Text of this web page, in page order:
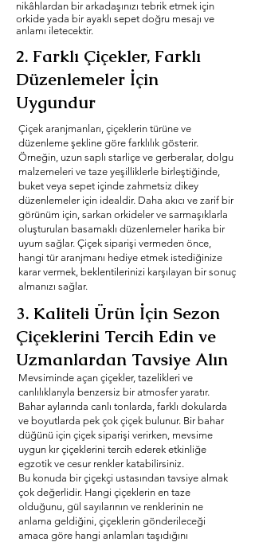
nikâhlardan bir arkadaşınızı tebrik etmek için
orkide yada bir ayaklı sepet doğru mesajı ve
anlamı iletecektir.
2. Farklı Çiçekler, Farklı
Düzenlemeler İçin
Uygundur
Çiçek aranjmanları, çiçeklerin türüne ve
düzenleme şekline göre farklılık gösterir.
Örneğin, uzun saplı starliçe ve gerberalar, dolgu
malzemeleri ve taze yeşilliklerle birleştiğinde,
buket veya sepet içinde zahmetsiz dikey
düzenlemeler için idealdir. Daha akıcı ve zarif bir
görünüm için, sarkan orkideler ve sarmaşıklarla
oluşturulan basamaklı düzenlemeler harika bir
uyum sağlar. Çiçek siparişi vermeden önce,
hangi tür aranjmanı hediye etmek istediğinize
karar vermek, beklentilerinizi karşılayan bir sonuç
almanızı sağlar.
3. Kaliteli Ürün İçin Sezon
Çiçeklerini Tercih Edin ve
Uzmanlardan Tavsiye Alın
Mevsiminde açan çiçekler, tazelikleri ve
canlılıklarıyla benzersiz bir atmosfer yaratır.
Bahar aylarında canlı tonlarda, farklı dokularda
ve boyutlarda pek çok çiçek bulunur. Bir bahar
düğünü için çiçek siparişi verirken, mevsime
uygun kır çiçeklerini tercih ederek etkinliğe
egzotik ve cesur renkler katabilirsiniz.
Bu konuda bir çiçekçi ustasından tavsiye almak
çok değerlidir. Hangi çiçeklerin en taze
olduğunu, gül sayılarının ve renklerinin ne
anlama geldiğini, çiçeklerin gönderileceği
amaca göre hangi anlamları taşıdığını